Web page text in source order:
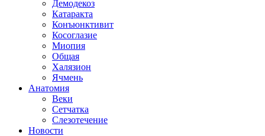
Демодекоз
Катаракта
Конъюнктивит
Косоглазие
Миопия
Общая
Халязион
Ячмень
Анатомия
Веки
Сетчатка
Слезотечение
Новости